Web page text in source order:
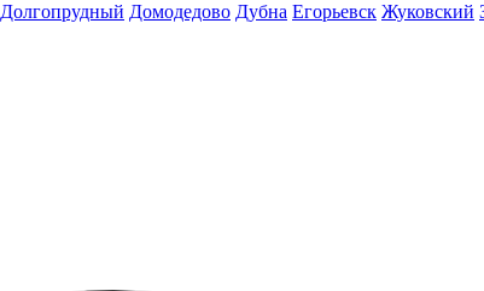
Долгопрудный Домодедово Дубна Егорьевск Жуковский